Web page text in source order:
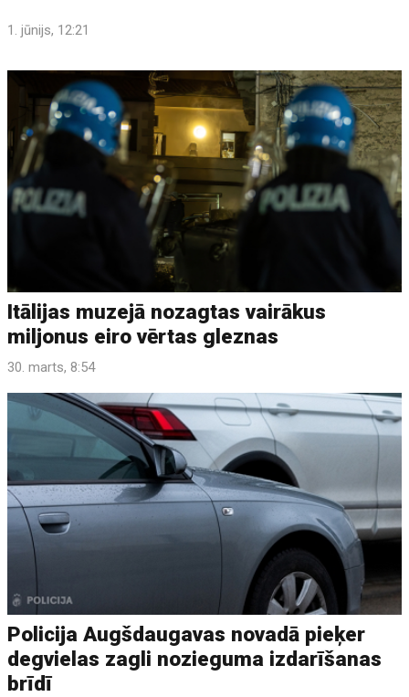
1. jūnijs, 12:21
Itālijas muzejā nozagtas vairākus
miljonus eiro vērtas gleznas
30. marts, 8:54
Policija Augšdaugavas novadā pieķer
degvielas zagli nozieguma izdarīšanas
brīdī